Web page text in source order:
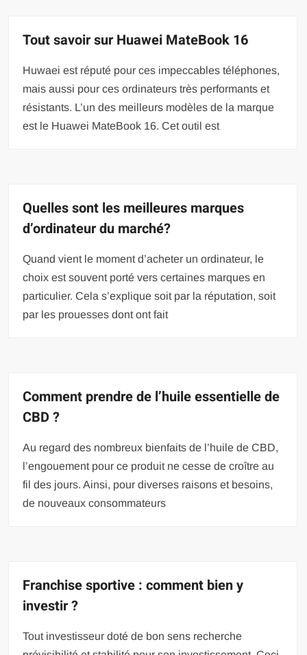
Tout savoir sur Huawei MateBook 16
Huwaei est réputé pour ces impeccables téléphones,
mais aussi pour ces ordinateurs très performants et
résistants. L’un des meilleurs modèles de la marque
est le Huawei MateBook 16. Cet outil est
Quelles sont les meilleures marques
d’ordinateur du marché?
Quand vient le moment d’acheter un ordinateur, le
choix est souvent porté vers certaines marques en
particulier. Cela s’explique soit par la réputation, soit
par les prouesses dont ont fait
Comment prendre de l’huile essentielle de
CBD ?
Au regard des nombreux bienfaits de l’huile de CBD,
l’engouement pour ce produit ne cesse de croître au
fil des jours. Ainsi, pour diverses raisons et besoins,
de nouveaux consommateurs
Franchise sportive : comment bien y
investir ?
Tout investisseur doté de bon sens recherche